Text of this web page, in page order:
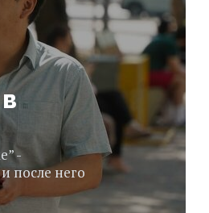
-
после него